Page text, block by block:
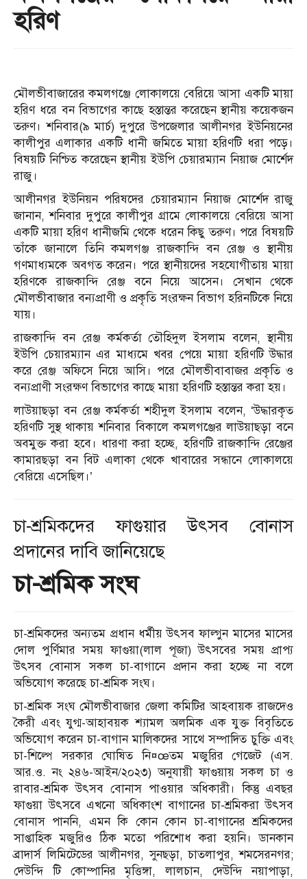
হরিণ
মৌলভীবাজারের কমলগঞ্জে লোকালয়ে বেরিয়ে আসা একটি মায়া
হরিণ ধরে বন বিভাগের কাছে হস্তান্তর করেছেন স্থানীয় কয়েকজন
তরুণ। শনিবার(৯ মার্চ) দুপুরে উপজেলার আলীনগর ইউনিয়নের
কালীপুর এলাকার একটি ধানী জমিতে মায়া হরিণটি ধরা পড়ে।
বিষয়টি নিশ্চিত করেছেন স্থানীয় ইউপি চেয়ারম্যান নিয়াজ মোর্শেদ
রাজু।
আলীনগর ইউনিয়ন পরিষদের চেয়ারম্যান নিয়াজ মোর্শেদ রাজু
জানান, শনিবার দুপুরে কালীপুর গ্রামে লোকালয়ে বেরিয়ে আসা
একটি মায়া হরিণ ধানীজমি থেকে ধরেন কিছু তরুণ। পরে বিষয়টি
তাঁকে জানালে তিনি কমলগঞ্জ রাজকান্দি বন রেঞ্জ ও স্থানীয়
গণমাধ্যমকে অবগত করেন। পরে স্থানীয়দের সহযোগীতায় মায়া
হরিণকে রাজকান্দি রেঞ্জ বনে নিয়ে আসেন। সেখান থেকে
মৌলভীবাজার বন্যপ্রাণী ও প্রকৃতি সংরক্ষন বিভাগ হরিনটিকে নিয়ে
যায়।
রাজকান্দি বন রেঞ্জ কর্মকর্তা তৌহিদুল ইসলাম বলেন, স্থানীয়
ইউপি চেয়ারম্যান এর মাধ্যমে খবর পেয়ে মায়া হরিণটি উদ্ধার
করে রেঞ্জ অফিসে নিয়ে আসি। পরে মৌলভীবাবাজর প্রকৃতি ও
বন্যপ্রাণী সংরক্ষণ বিভাগের কাছে মায়া হরিণটি হস্তান্তর করা হয়।
লাউয়াছড়া বন রেঞ্জ কর্মকর্তা শহীদুল ইসলাম বলেন, ‘উদ্ধারকৃত
হরিণটি সুস্থ থাকায় শনিবার বিকালে কমলগঞ্জের লাউয়াছড়া বনে
অবমুক্ত করা হবে। ধারণা করা হচ্ছে, হরিণটি রাজকান্দি রেঞ্জের
কামারছড়া বন বিট এলাকা থেকে খাবারের সন্ধানে লোকালয়ে
বেরিয়ে এসেছিল।’
চা-শ্রমিকদের ফাগুয়ার উৎসব বোনাস
প্রদানের দাবি জানিয়েছে
চা-শ্রমিক সংঘ
চা-শ্রমিকদের অন্যতম প্রধান ধর্মীয় উৎসব ফাল্গুন মাসের মাসের
দোল পুর্ণিমার সময় ফাগুয়া(লাল পূজা) উৎসবের সময় প্রাপ্য
উৎসব বোনাস সকল চা-বাগানে প্রদান করা হচ্ছে না বলে
অভিযোগ করেছে চা-শ্রমিক সংঘ।
চা-শ্রমিক সংঘ মৌলভীবাজার জেলা কমিটির আহবায়ক রাজদেও
কৈরী এবং যুগ্ম-আহাবয়ক শ্যামল অলমিক এক যুক্ত বিবৃতিতে
অভিযোগ করেন চা-বাগান মালিকদের সাথে সম্পাদিত চুক্তি এবং
চা-শিল্পে সরকার ঘোষিত নি¤œতম মজুরির গেজেট (এস.
আর.ও. নং ২৪৬-আইন/২০২৩) অনুযায়ী ফাগুয়ায় সকল চা ও
রাবার-শ্রমিক উৎসব বোনাস পাওয়ার অধিকারী। কিন্তু এবছর
ফাগুয়া উৎসবে এখনো অধিকাংশ বাগানের চা-শ্রমিকরা উৎসব
বোনাস পাননি, এমন কি কোন কোন চা-বাগানের শ্রমিকদের
সাপ্তাহিক মজুরিও ঠিক মতো পরিশোধ করা হয়নি। ডানকান
ব্রাদার্স লিমিটেডের আলীনগর, সুনছড়া, চাতলাপুর, শমসেরনগর;
দেউন্দি টি কোম্পানির মৃত্তিঙ্গা, লালচান, দেউন্দি নয়াপাড়া,